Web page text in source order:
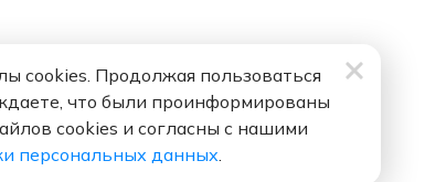
cookies. Продолжая пользоваться
что были проинформированы
cookies и согласны с нашими
персональных данных.